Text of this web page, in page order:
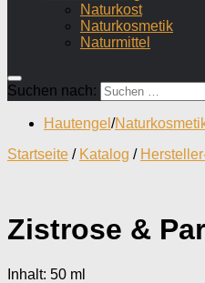
Naturkost
Naturkosmetik
Naturmittel
Suchen nach:
Hautengel /
Startseite / Katalog /
Zistrose &
Inhalt: 50 ml